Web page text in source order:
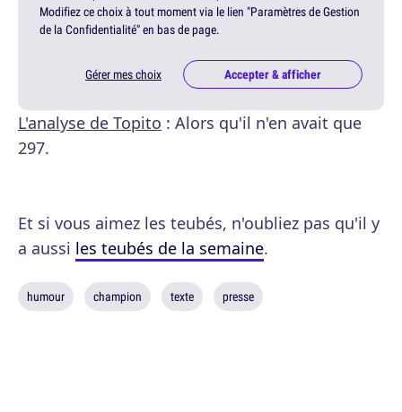
Modifiez ce choix à tout moment via le lien "Paramètres de Gestion
de la Confidentialité" en bas de page.
Gérer mes choix Accepter & afficher
L'analyse de Topito : Alors qu'il n'en avait que
297.
Et si vous aimez les teubés, n'oubliez pas qu'il y
a aussi les teubés de la semaine.
humour champion texte presse